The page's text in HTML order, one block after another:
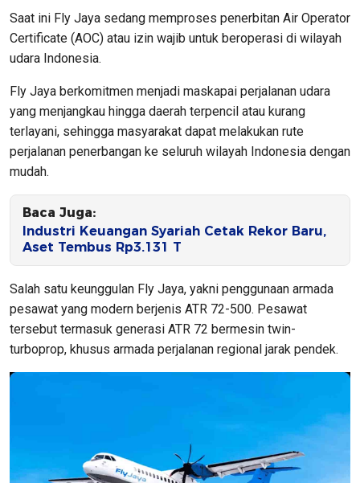
Saat ini Fly Jaya sedang memproses penerbitan Air Operator
Certificate (AOC) atau izin wajib untuk beroperasi di wilayah
udara Indonesia.
Fly Jaya berkomitmen menjadi maskapai perjalanan udara
yang menjangkau hingga daerah terpencil atau kurang
terlayani, sehingga masyarakat dapat melakukan rute
perjalanan penerbangan ke seluruh wilayah Indonesia dengan
mudah.
Baca Juga:
Industri Keuangan Syariah Cetak Rekor Baru,
Aset Tembus Rp3.131 T
Salah satu keunggulan Fly Jaya, yakni penggunaan armada
pesawat yang modern berjenis ATR 72-500. Pesawat
tersebut termasuk generasi ATR 72 bermesin twin-
turboprop, khusus armada perjalanan regional jarak pendek.